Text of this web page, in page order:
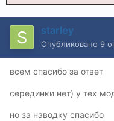
starley
Опубликовано 9
всем спасибо за ответ
серединки нет) у тех
но за наводку спасибо